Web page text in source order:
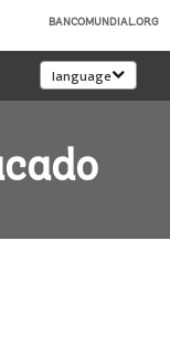
BANCOMUNDIAL.ORG
language